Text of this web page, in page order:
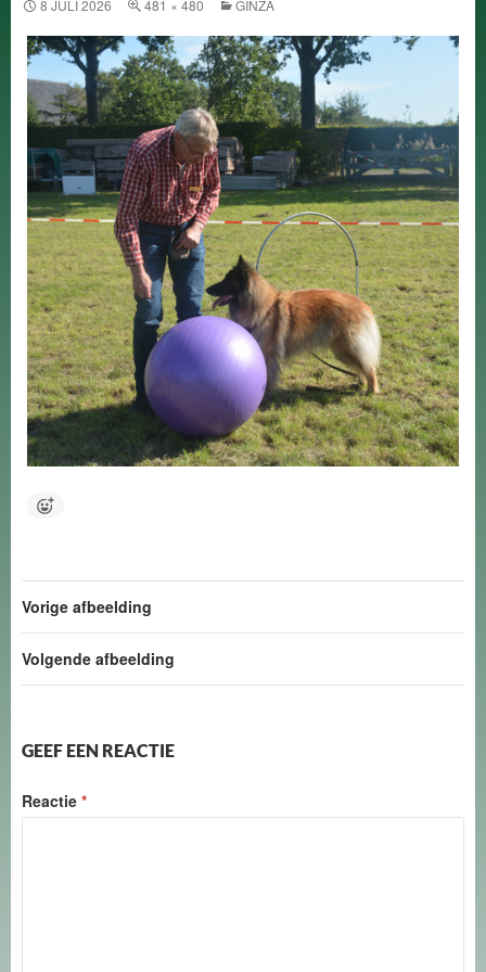
8 JULI 2026 481 × 480 GINZA
Vorige afbeelding
Volgende afbeelding
GEEF EEN REACTIE
Reactie *